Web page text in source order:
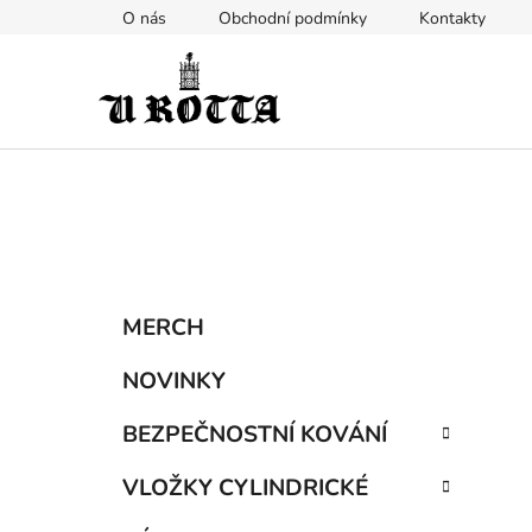
O nás Obchodní podmínky Kontakty
Přeskočit
kategorie
MERCH
NOVINKY
BEZPEČNOSTNÍ KOVÁNÍ
VLOŽKY CYLINDRICKÉ